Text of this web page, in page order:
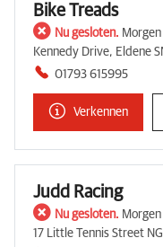
Bike Treads
Nu gesloten.
Kennedy Drive, Eldene
01793 615995
Verkennen
Judd Racing
Nu gesloten.
17 Little Tennis Street